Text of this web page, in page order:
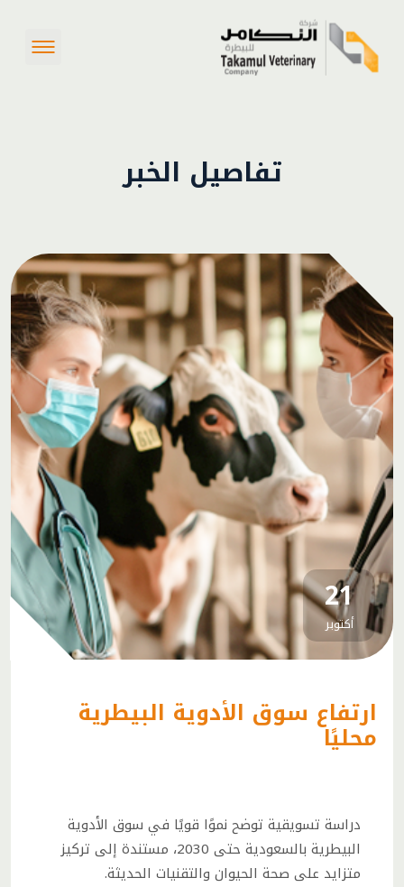
تفاصيل الخبر
21
أكتوبر
ارتفاع سوق الأدوية البيطرية
محليًا
دراسة تسويقية توضح نموًا قويًا في سوق الأدوية
البيطرية بالسعودية حتى 2030، مستندة إلى تركيز
متزايد على صحة الحيوان والتقنيات الحديثة.